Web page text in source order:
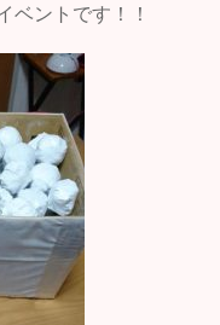
ベントです！！